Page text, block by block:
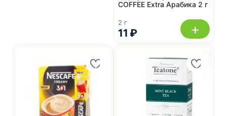
11 ₽
COFFEE Extra Арабика 2 г
2 г +